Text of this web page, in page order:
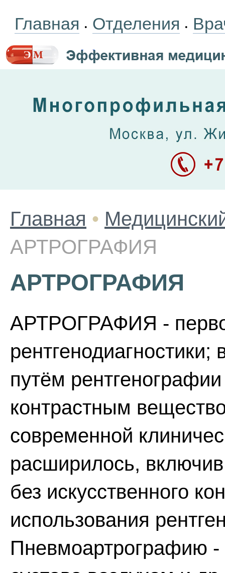
Главная • Отделения •
Главная •
АРТРОГРАФИЯ
АРТРОГРАФИЯ
АРТРОГРАФИЯ -
рентгенодиагностики;
путём
контрастным
современной
расширилось,
без искусственного
использования
Пневмоартрографию -